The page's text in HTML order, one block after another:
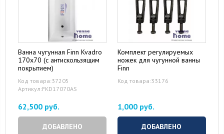
Ванна чугунная Finn Kvadro
170x70 (с антискользящим
покрытием)
Код товара:37205
Артикул:FKD17070AS
62,500 руб.
ДОБАВЛЕНО
Комплект регулируемых
ножек для чугунной ванны
Finn
Код товара:33176
1,000 руб.
ДОБАВЛЕНО